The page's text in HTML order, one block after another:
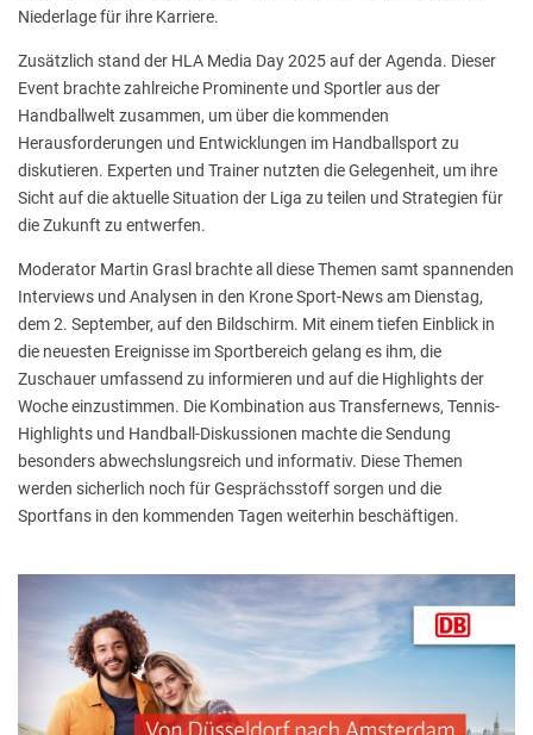
Niederlage für ihre Karriere.
Zusätzlich stand der HLA Media Day 2025 auf der Agenda. Dieser
Event brachte zahlreiche Prominente und Sportler aus der
Handballwelt zusammen, um über die kommenden
Herausforderungen und Entwicklungen im Handballsport zu
diskutieren. Experten und Trainer nutzten die Gelegenheit, um ihre
Sicht auf die aktuelle Situation der Liga zu teilen und Strategien für
die Zukunft zu entwerfen.
Moderator Martin Grasl brachte all diese Themen samt spannenden
Interviews und Analysen in den Krone Sport-News am Dienstag,
dem 2. September, auf den Bildschirm. Mit einem tiefen Einblick in
die neuesten Ereignisse im Sportbereich gelang es ihm, die
Zuschauer umfassend zu informieren und auf die Highlights der
Woche einzustimmen. Die Kombination aus Transfernews, Tennis-
Highlights und Handball-Diskussionen machte die Sendung
besonders abwechslungsreich und informativ. Diese Themen
werden sicherlich noch für Gesprächsstoff sorgen und die
Sportfans in den kommenden Tagen weiterhin beschäftigen.